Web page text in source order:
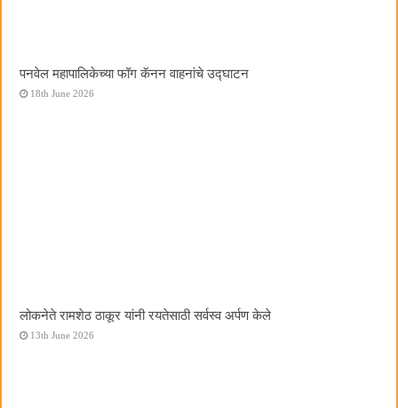
पनवेल महापालिकेच्या फॉग कॅनन वाहनांचे उद्घाटन
18th June 2026
लोकनेते रामशेठ ठाकूर यांनी रयतेसाठी सर्वस्व अर्पण केले
13th June 2026